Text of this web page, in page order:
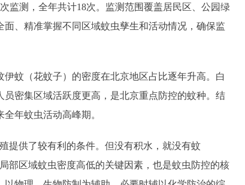
监测，全年共计18次。监测范围覆盖居民区、公园绿
、精准掌握不同区域蚊虫孳生和活动情况，确保监
蚊（花蚊子）的密度在北京地区占比逐年升高。白
密集区域活跃度更高，是北京重点防控的蚊种。结
年蚊虫活动高峰期。
提供了较有利的条件。但没有积水，就没有蚊
部区域蚊虫密度高低的关键因素，也是蚊虫防控的核